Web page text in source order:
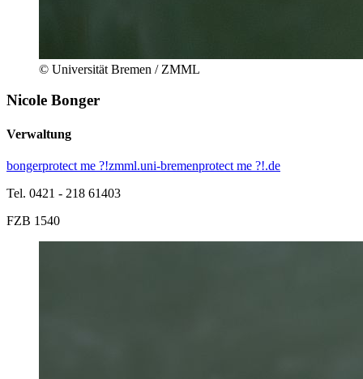
© Universität Bremen / ZMML
Nicole Bonger
Verwaltung
bongerprotect me ?!zmml.uni-bremenprotect me ?!.de
Tel. 0421 - 218 61403
FZB 1540